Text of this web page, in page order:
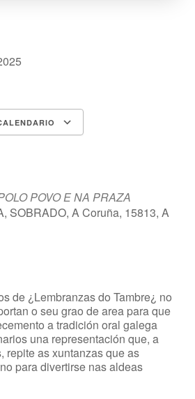
POVO E NA PRAZA
SOBRADO, A Coruña, 15813, A
de ¿Lembranzas do Tambre¿ no
o seu grao de area para que
a tradición oral galega
una representación que, a
repite as xuntanzas que as
para divertirse nas aldeas